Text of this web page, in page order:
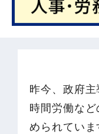
昨今、政府
時間労働な
められていま